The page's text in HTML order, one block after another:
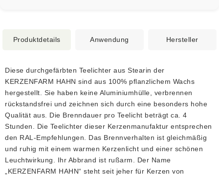
Produktdetails Anwendung Hersteller
Diese durchgefärbten Teelichter aus Stearin der
KERZENFARM HAHN sind aus 100% pflanzlichem Wachs
hergestellt. Sie haben keine Aluminiumhülle, verbrennen
rückstandsfrei und zeichnen sich durch eine besonders hohe
Qualität aus. Die Brenndauer pro Teelicht beträgt ca. 4
Stunden. Die Teelichter dieser Kerzenmanufaktur entsprechen
den RAL-Empfehlungen. Das Brennverhalten ist gleichmäßig
und ruhig mit einem warmen Kerzenlicht und einer schönen
Leuchtwirkung. Ihr Abbrand ist rußarm. Der Name
„KERZENFARM HAHN“ steht seit jeher für Kerzen von